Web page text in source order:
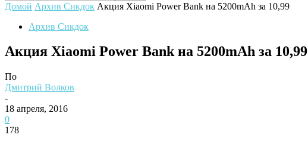
Домой Архив Сикдок Акция Xiaomi Power Bank на 5200mAh за 10,99
Архив Сикдок
Акция Xiaomi Power Bank на 5200mAh за 10,99
По
Дмитрий Волков
-
18 апреля, 2016
0
178